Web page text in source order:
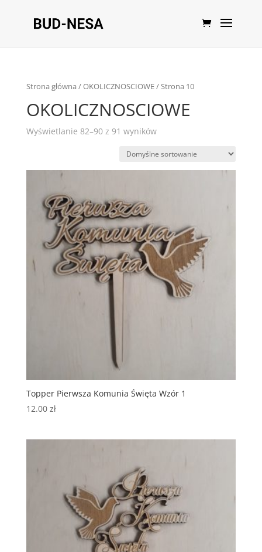
Strona główna /OKOLICZNOSCIOWE/ Strona 10
OKOLICZNOSCIOWE
Wyświetlanie 82–90 z 91 wyników
Topper Pierwsza Komunia Święta Wzór 1
12.00 zł